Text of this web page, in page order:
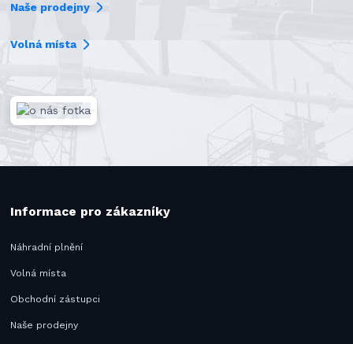
Naše prodejny
Volná místa
Informace pro zákazníky
Náhradní plnění
Volná místa
Obchodní zástupci
Naše prodejny